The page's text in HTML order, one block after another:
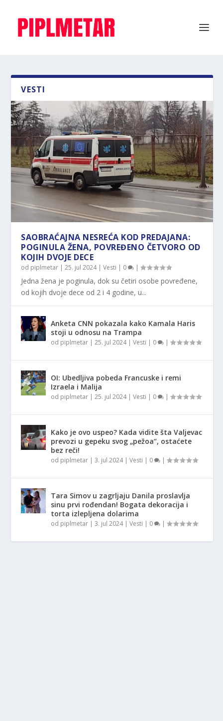
VESTI
SAOBRAĆAJNA NESREĆA KOD PREDAJANA:
POGINULA ŽENA, POVREĐENO ČETVORO OD
KOJIH DVOJE DECE
od piplmetar |25. jul 2024|Vesti | 0 |
Jedna žena je poginula, dok su četiri osobe povređene,
od kojih dvoje dece od 2 i 4 godine, u...
Anketa CNN pokazala kako Kamala Haris
stoji u odnosu na Trampa
od piplmetar |25. jul 2024|Vesti | 0 |
OI: Ubedljiva pobeda Francuske i remi
Izraela i Malija
od piplmetar |25. jul 2024|Vesti | 0 |
Kako je ovo uspeo? Kada vidite šta Valjevac
prevozi u gepeku svog „pežoa“, ostaćete
bez reči!
od piplmetar |3. jul 2024|Vesti | 0 |
Tara Simov u zagrljaju Danila proslavlja
sinu prvi rođendan! Bogata dekoracija i
torta izlepljena dolarima
od piplmetar |3. jul 2024|Vesti | 0 |